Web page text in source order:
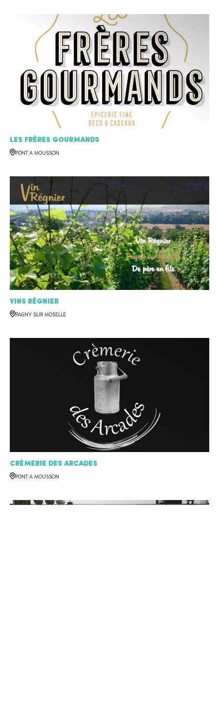
Les Frères Gourmands
PONT A MOUSSON
Vins Régnier
PAGNY SUR MOSELLE
Crèmerie des Arcades
PONT A MOUSSON